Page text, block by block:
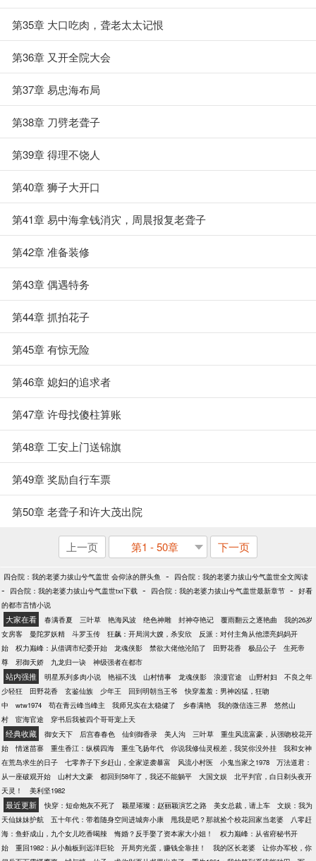
第35章 大口吃肉，聋老太太记恨
第36章 又开全院大会
第37章 易忠海布局
第38章 刀劈老聋子
第39章 得理不饶人
第40章 狮子大开口
第41章 易中海拿钱消灾，周晨报复老聋子
第42章 准备装修
第43章 偶遇特务
第44章 抓拍花子
第45章 有惊无险
第46章 媳妇的追求者
第47章 许母找傻柱算账
第48章 工安上门送锦旗
第49章 奖励自行车票
第50章 老聋子和许大茂出院
上一页 第1 - 50章 下一页
四合院：我的老婆力拔山兮气盖世 会仰泳的胖头鱼 - 四合院：我的老婆力拔山兮气盖世全文阅读
- 四合院：我的老婆力拔山兮气盖世txt下载 - 四合院：我的老婆力拔山兮气盖世最新章节 - 好看
的都市言情小说
大家在看 春满香夏 三叶草 艳海风波 绝色神雕 封神夺艳记 覆雨翻云之逐艳曲
我的26岁
女房客
曼陀罗妖精 斗罗玉传 狂飙：开局润大嫂，杀安欣
反派：对付主角从他漂亮妈妈开
始
权力巅峰：从借调市纪委开始 龙魂侠影 禁欲大佬他沦陷了 田野花香 极品公子
生死帝
尊
邪御天娇 九龙归一诀 神级强者在都市
站内强推 明星系列多肉小说 艳福不浅 山村情事 龙魂侠影 浪漫官途 山野村妇
不良之年
少轻狂
田野花香 玄鉴仙族 少年王 回到明朝当王爷
快穿羞羞：男神凶猛，狂吻
中
wtw1974 苟在青云峰当峰主 我师兄实在太稳健了 乡春满艳 我的微信连三界
悠然山
村
宦海官途 穿书后我被四个哥哥宠上天
经典收藏 御女天下 后宫春春色 仙剑御香录 美人沟 三叶草
重生风流富豪，从强吻校花开
始
情迷苗寨 重生香江：纵横四海 重生飞扬年代 你说我修仙灵根差，我笑你没外挂
我和女神
在荒岛求生的日子
七零养子下乡赶山，全家逆袭暴富 风流小村医 小鬼当家之1978
万法道君：
从一座破观开始
山村大文豪 都回到58年了，我还不能躺平 大国文娱
北平判官，白日剃头夜开
天灵！
美利坚1982
最近更新 快穿：短命炮灰不死了 颖星璀璨：赵丽颖演艺之路 美女总裁，请上车
文娱：我为
天仙妹妹护航
五十年代：带着随身空间进城奔小康 甩我是吧？那就捡个校花回家当老婆
八零赶
海：鱼虾成山，九个女儿吃香喝辣
悔婚？反手娶了资本家大小姐！
权力巅峰：从省府秘书开
始
重回1982：从小舢板到远洋巨轮 开局穷光蛋，赚钱全靠挂！ 我的区长老婆
让你办军校，你